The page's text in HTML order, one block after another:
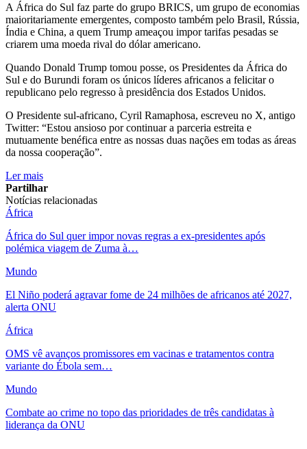
A África do Sul faz parte do grupo BRICS, um grupo de economias
maioritariamente emergentes, composto também pelo Brasil, Rússia,
Índia e China, a quem Trump ameaçou impor tarifas pesadas se
criarem uma moeda rival do dólar americano.
Quando Donald Trump tomou posse, os Presidentes da África do
Sul e do Burundi foram os únicos líderes africanos a felicitar o
republicano pelo regresso à presidência dos Estados Unidos.
O Presidente sul-africano, Cyril Ramaphosa, escreveu no X, antigo
Twitter: “Estou ansioso por continuar a parceria estreita e
mutuamente benéfica entre as nossas duas nações em todas as áreas
da nossa cooperação”.
Ler mais
Partilhar
Notícias relacionadas
África
África do Sul quer impor novas regras a ex-presidentes após
polémica viagem de Zuma à…
Mundo
El Niño poderá agravar fome de 24 milhões de africanos até 2027,
alerta ONU
África
OMS vê avanços promissores em vacinas e tratamentos contra
variante do Ébola sem…
Mundo
Combate ao crime no topo das prioridades de três candidatas à
liderança da ONU